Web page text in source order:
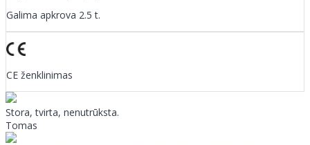
Galima apkrova 2.5 t.
CE ženklinimas
Stora, tvirta, nenutrūksta.
Tomas